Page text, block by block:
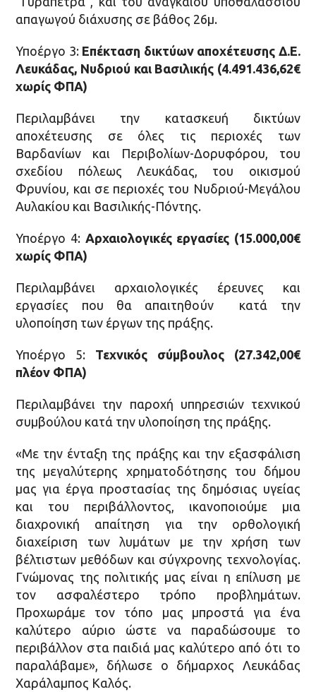
απαγωγού διάχυσης σε βάθος 26μ.
Υποέργο 3: Επέκταση δικτύων αποχέτευσης Δ.Ε.
Λευκάδας, Νυδριού και Βασιλικής (4.491.436,62€
χωρίς ΦΠΑ)
Περιλαμβάνει την κατασκευή δικτύων
αποχέτευσης σε όλες τις περιοχές των
Βαρδανίων και Περιβολίων-Δορυφόρου, του
σχεδίου πόλεως Λευκάδας, του οικισμού
Φρυνίου, και σε περιοχές του Νυδριού-Μεγάλου
Αυλακίου και Βασιλικής-Πόντης.
Υποέργο 4: Αρχαιολογικές εργασίες (15.000,00€
χωρίς ΦΠΑ)
Περιλαμβάνει αρχαιολογικές έρευνες και
εργασίες που θα απαιτηθούν κατά την
υλοποίηση των έργων της πράξης.
Υποέργο 5: Τεχνικός σύμβουλος (27.342,00€
πλέον ΦΠΑ)
Περιλαμβάνει την παροχή υπηρεσιών τεχνικού
συμβούλου κατά την υλοποίηση της πράξης.
«Με την ένταξη της πράξης και την εξασφάλιση
της μεγαλύτερης χρηματοδότησης του δήμου
μας για έργα προστασίας της δημόσιας υγείας
και του περιβάλλοντος, ικανοποιούμε μια
διαχρονική απαίτηση για την ορθολογική
διαχείριση των λυμάτων με την χρήση των
βέλτιστων μεθόδων και σύγχρονης τεχνολογίας.
Γνώμονας της πολιτικής μας είναι η επίλυση με
τον ασφαλέστερο τρόπο προβλημάτων.
Προχωράμε τον τόπο μας μπροστά για ένα
καλύτερο αύριο ώστε να παραδώσουμε το
περιβάλλον στα παιδιά μας καλύτερο από ότι το
παραλάβαμε», δήλωσε ο δήμαρχος Λευκάδας
Χαράλαμπος Καλός.